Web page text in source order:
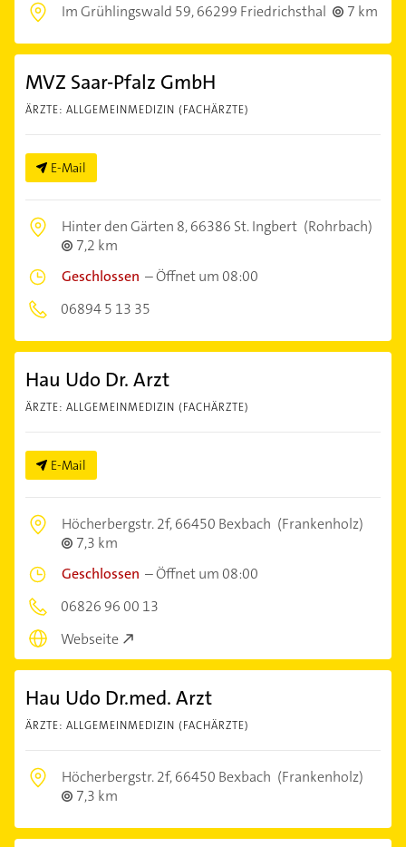
Im Grühlingswald 59,66299 Friedrichsthal 7 km
MVZ Saar-Pfalz GmbH
ÄRZTE: ALLGEMEINMEDIZIN (FACHÄRZTE)
E-Mail
Hinter den Gärten 8,66386 St. Ingbert (Rohrbach)
7,2 km
Geschlossen –Öffnet um 08:00
06894 5 13 35
Hau Udo Dr. Arzt
ÄRZTE: ALLGEMEINMEDIZIN (FACHÄRZTE)
E-Mail
Höcherbergstr. 2f,66450 Bexbach (Frankenholz)
7,3 km
Geschlossen –Öffnet um 08:00
06826 96 00 13
Webseite
Hau Udo Dr.med. Arzt
ÄRZTE: ALLGEMEINMEDIZIN (FACHÄRZTE)
Höcherbergstr. 2f,66450 Bexbach (Frankenholz)
7,3 km